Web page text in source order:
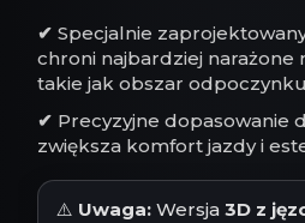
✔ Specjalnie
chroni najbardziej narażone
takie jak obszar
✔ Precyzyjne dopasowanie
zwiększa komfort jazdy i
⚠️ Uwaga: Wersja 3D z